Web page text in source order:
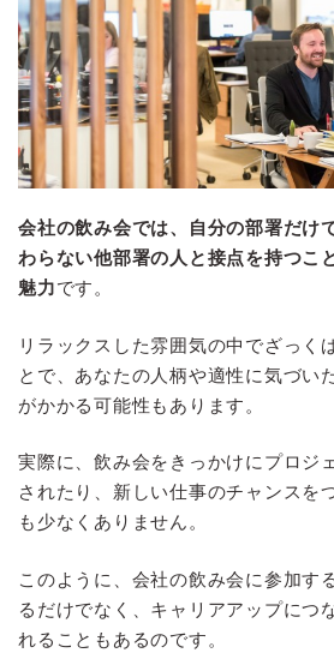
会社の飲み会では、自分の部署だけ
わらない他部署の人と接点を持つこ
魅力です。
リラックスした雰囲気の中でざっく
とで、あなたの人柄や適性に気づい
がかかる可能性もあります。
実際に、飲み会をきっかけにプロジ
されたり、新しい仕事のチャンスを
も少なくありません。
このように、会社の飲み会に参加す
るだけでなく、キャリアアップにつ
れることもあるのです。